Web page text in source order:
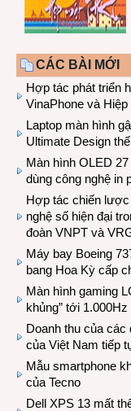
CÁC BÀI MỚI
Hợp tác phát triển
VinaPhone và Hiệp
Laptop màn hình
Ultimate Design
Màn hình OLED
dùng công nghệ in
Hợp tác chiến lược
nghệ số hiện đại
đoàn VNPT và
Máy bay Boeing
bang Hoa Kỳ cấp
Màn hình gaming
khủng” tới
Doanh thu của các
của Việt Nam tiếp
Mẫu smartphone
của Tecno
Dell XPS 13 mất